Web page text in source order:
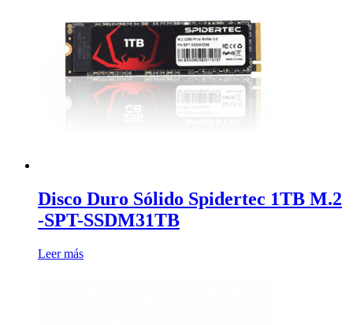
Disco Duro Sólido Spidertec 1TB M.2
-SPT-SSDM31TB
Leer más